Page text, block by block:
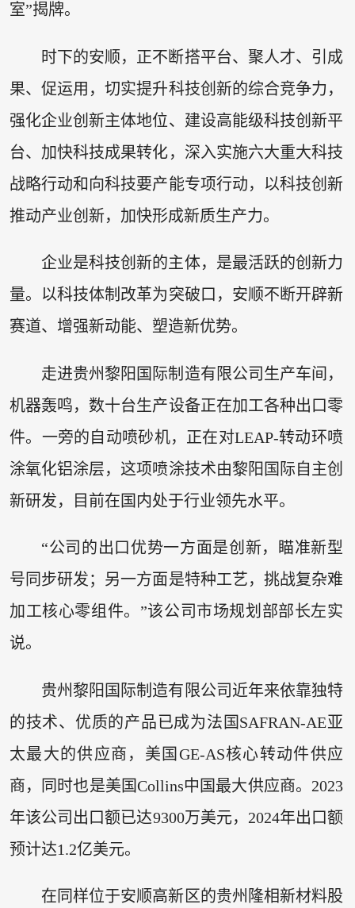
室”揭牌。
时下的安顺，正不断搭平台、聚人才、引成
果、促运用，切实提升科技创新的综合竞争力，
强化企业创新主体地位、建设高能级科技创新平
台、加快科技成果转化，深入实施六大重大科技
战略行动和向科技要产能专项行动，以科技创新
推动产业创新，加快形成新质生产力。
企业是科技创新的主体，是最活跃的创新力
量。以科技体制改革为突破口，安顺不断开辟新
赛道、增强新动能、塑造新优势。
走进贵州黎阳国际制造有限公司生产车间，
机器轰鸣，数十台生产设备正在加工各种出口零
件。一旁的自动喷砂机，正在对LEAP-转动环喷
涂氧化铝涂层，这项喷涂技术由黎阳国际自主创
新研发，目前在国内处于行业领先水平。
“公司的出口优势一方面是创新，瞄准新型
号同步研发；另一方面是特种工艺，挑战复杂难
加工核心零组件。”该公司市场规划部部长左实
说。
贵州黎阳国际制造有限公司近年来依靠独特
的技术、优质的产品已成为法国SAFRAN-AE亚
太最大的供应商，美国GE-AS核心转动件供应
商，同时也是美国Collins中国最大供应商。2023
年该公司出口额已达9300万美元，2024年出口额
预计达1.2亿美元。
在同样位于安顺高新区的贵州隆相新材料股